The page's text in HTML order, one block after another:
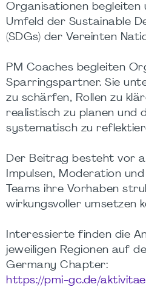
Organisationen begleiten
Umfeld der Sustainable
(SDGs) der Vereinten
PM Coaches begleiten
Sparringspartner. Sie
zu schärfen, Rollen zu
realistisch zu planen und
systematisch zu
Der Beitrag besteht vor
Impulsen, Moderation
Teams ihre Vorhaben
wirkungsvoller umsetzen
Interessierte finden die
jeweiligen Regionen auf
Germany Chapter:
https://pmi-gc.de/